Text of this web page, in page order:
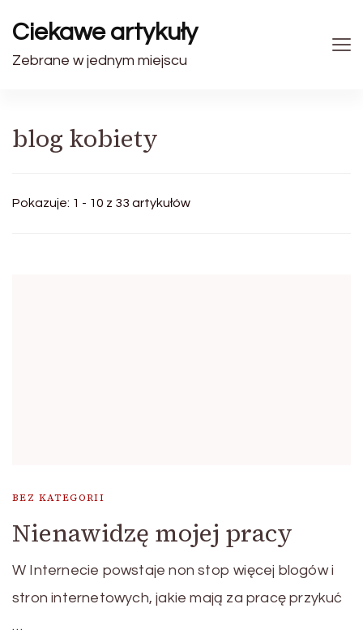
Ciekawe artykuły
Zebrane w jednym miejscu
blog kobiety
Pokazuje: 1 - 10 z 33 artykułów
BEZ KATEGORII
Nienawidzę mojej pracy
W Internecie powstaje non stop więcej blogów i
stron internetowych, jakie mają za pracę przykuć
…